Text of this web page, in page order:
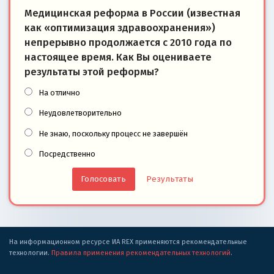
Медицинская реформа в России (известная
как «оптимизация здравоохранения»)
непрерывно продолжается с 2010 года по
настоящее время. Как Вы оцениваете
результаты этой реформы?
На отлично
Неудовлетворительно
Не знаю, поскольку процесс не завершён
Посредственно
Результаты
На информационном ресурсе ИА REX применяются рекомендательные
технологии. Правила применения рекомендательных технологий.